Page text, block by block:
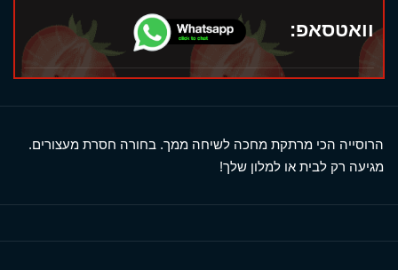
וואטסאפ:
הרוסייה הכי מרתקת מחכה לשיחה ממך. בחורה חסרת מעצורים.
מגיעה רק לבית או למלון שלך!